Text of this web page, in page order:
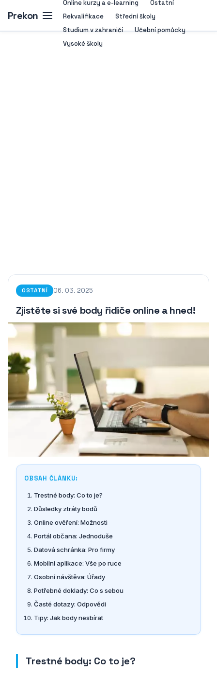
Prekon
Online kurzy a e-learning
Ostatní
Rekvalifikace
Střední školy
Studium v zahraničí
Učební pomůcky
Vysoké školy
OSTATNÍ 06. 03. 2025
Zjistěte si své body řidiče online a hned!
OBSAH ČLÁNKU:
Trestné body: Co to je?
Důsledky ztráty bodů
Online ověření: Možnosti
Portál občana: Jednoduše
Datová schránka: Pro firmy
Mobilní aplikace: Vše po ruce
Osobní návštěva: Úřady
Potřebné doklady: Co s sebou
Časté dotazy: Odpovědi
Tipy: Jak body nesbírat
Trestné body: Co to je?